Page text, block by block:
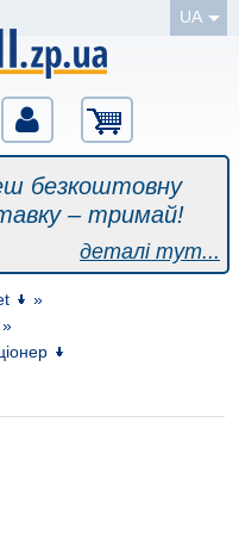
UA
безкоштовну
– тримай!
деталі тут...
»
»